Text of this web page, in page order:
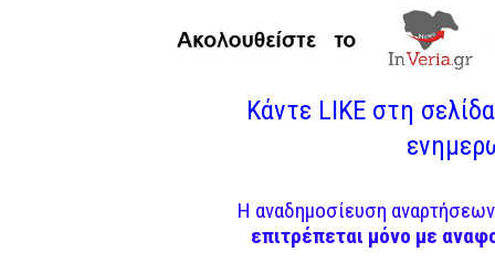
Κάντε LIKE στη
Η αναδημοσίευση
επιτρέπεται μόνο με